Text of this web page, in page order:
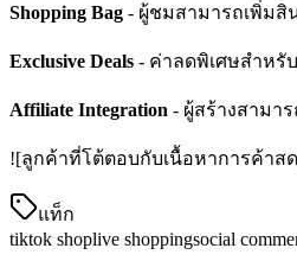
Shopping Bag - ผู้ชมสามารถเพิ่มสิ
Exclusive Deals - ค่าลดพิเศษสำหรั
Affiliate Integration - ผู้สร้างสามา
![ลูกค้าที่โต้ตอบกับเนื้อหาการค้าสด
แท็ก
tiktok shoplive shoppingsocial